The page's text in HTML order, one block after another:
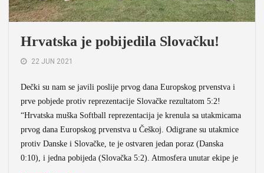
Hrvatska je pobijedila Slovačku!
22 JUN 2021
Dečki su nam se javili poslije prvog dana Europskog prvenstva i
prve pobjede protiv reprezentacije Slovačke rezultatom 5:2!
“Hrvatska muška Softball reprezentacija je krenula sa utakmicama
prvog dana Europskog prvenstva u Češkoj. Odigrane su utakmice
protiv Danske i Slovačke, te je ostvaren jedan poraz (Danska
0:10), i jedna pobijeda (Slovačka 5:2). Atmosfera unutar ekipe je